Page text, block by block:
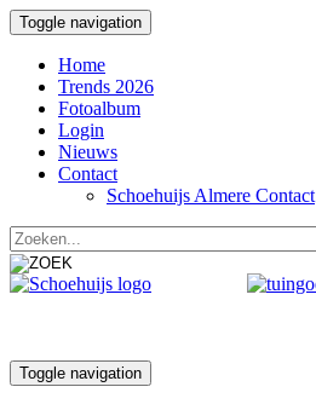
Toggle navigation
Home
Trends 2026
Fotoalbum
Login
Nieuws
Contact
Schoehuijs Almere Contact
Toggle navigation